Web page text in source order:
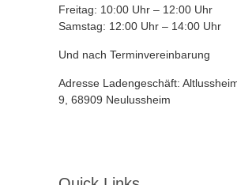
Freitag: 10:00 Uhr – 12:00 Uhr
Samstag: 12:00 Uhr – 14:00 Uhr
Und nach Terminvereinbarung
Adresse Ladengeschäft:
9, 68909 Neulussheim